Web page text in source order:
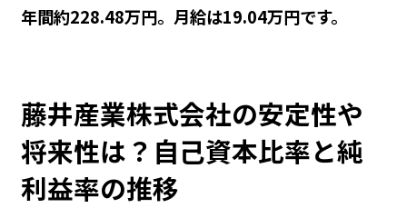
年間約228.48万円。月給は19.04万円です。
藤井産業株式会社の安定性や
将来性は？自己資本比率と純
利益率の推移